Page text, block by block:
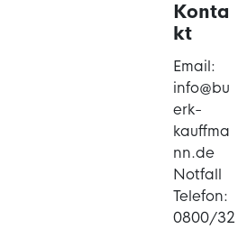
Konta
kt
Email:
info@bu
erk-
kauffma
nn.de
Notfall
Telefon:
0800/32